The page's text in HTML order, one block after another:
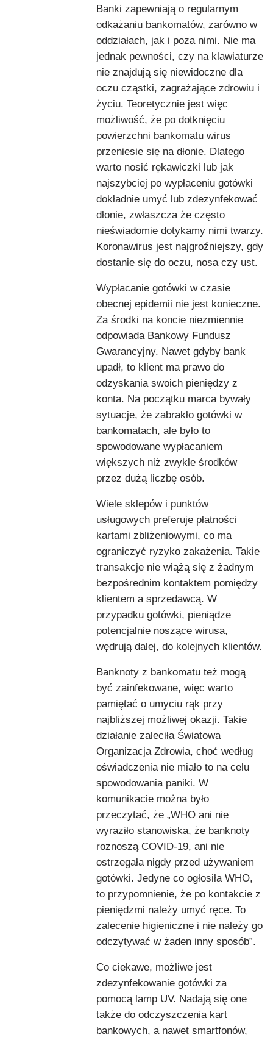
Banki zapewniają o regularnym
odkażaniu bankomatów, zarówno w
oddziałach, jak i poza nimi. Nie ma
jednak pewności, czy na klawiaturze
nie znajdują się niewidoczne dla
oczu cząstki, zagrażające zdrowiu i
życiu. Teoretycznie jest więc
możliwość, że po dotknięciu
powierzchni bankomatu wirus
przeniesie się na dłonie. Dlatego
warto nosić rękawiczki lub jak
najszybciej po wypłaceniu gotówki
dokładnie umyć lub zdezynfekować
dłonie, zwłaszcza że często
nieświadomie dotykamy nimi twarzy.
Koronawirus jest najgroźniejszy, gdy
dostanie się do oczu, nosa czy ust.
Wypłacanie gotówki w czasie
obecnej epidemii nie jest konieczne.
Za środki na koncie niezmiennie
odpowiada Bankowy Fundusz
Gwarancyjny. Nawet gdyby bank
upadł, to klient ma prawo do
odzyskania swoich pieniędzy z
konta. Na początku marca bywały
sytuacje, że zabrakło gotówki w
bankomatach, ale było to
spowodowane wypłacaniem
większych niż zwykle środków
przez dużą liczbę osób.
Wiele sklepów i punktów
usługowych preferuje płatności
kartami zbliżeniowymi, co ma
ograniczyć ryzyko zakażenia. Takie
transakcje nie wiążą się z żadnym
bezpośrednim kontaktem pomiędzy
klientem a sprzedawcą. W
przypadku gotówki, pieniądze
potencjalnie noszące wirusa,
wędrują dalej, do kolejnych klientów.
Banknoty z bankomatu też mogą
być zainfekowane, więc warto
pamiętać o umyciu rąk przy
najbliższej możliwej okazji. Takie
działanie zaleciła Światowa
Organizacja Zdrowia, choć według
oświadczenia nie miało to na celu
spowodowania paniki. W
komunikacie można było
przeczytać, że „WHO ani nie
wyraziło stanowiska, że banknoty
roznoszą COVID-19, ani nie
ostrzegała nigdy przed używaniem
gotówki. Jedyne co ogłosiła WHO,
to przypomnienie, że po kontakcie z
pieniędzmi należy umyć ręce. To
zalecenie higieniczne i nie należy go
odczytywać w żaden inny sposób”.
Co ciekawe, możliwe jest
zdezynfekowanie gotówki za
pomocą lamp UV. Nadają się one
także do odczyszczenia kart
bankowych, a nawet smartfonów,